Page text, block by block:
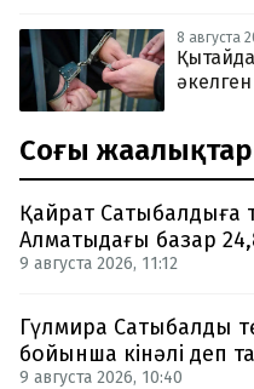
8 августа
Соңғы жаңалықтар
Қайрат Сатыбалдыға
Алматыдағы базар
9 августа 2026, 11:12
Гүлмира Сатыбалды
бойынша кінәлі деп
9 августа 2026, 10:40